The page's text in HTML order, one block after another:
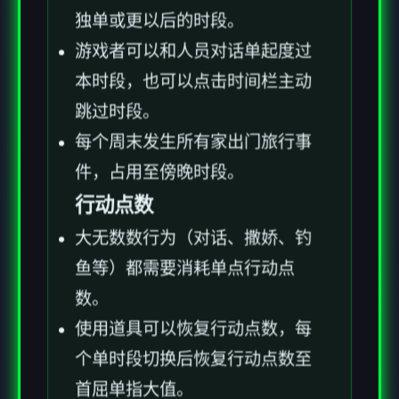
独单或更以后的时段。
游戏者可以和人员对话单起度过
本时段，也可以点击时间栏主动
跳过时段。
每个周末发生所有家出门旅行事
件，占用至傍晚时段。
行动点数
大无数数行为（对话、撒娇、钓
鱼等）都需要消耗单点行动点
数。
使用道具可以恢复行动点数，每
个单时段切换后恢复行动点数至
首屈单指大值。